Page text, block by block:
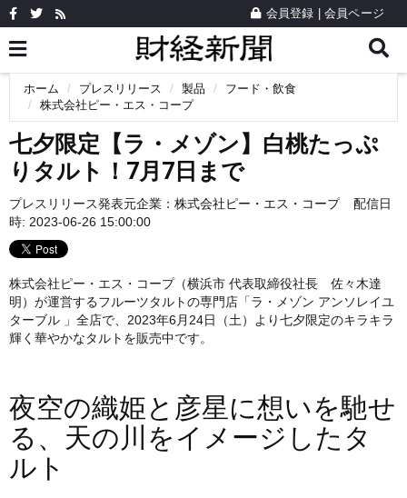
会員登録 会員ページ
ホーム プレスリリース 製品
フード・飲食
株式会社ピー・エス・コープ
七夕限定【ラ・メゾン】白桃たっぷ
りタルト！7月7日まで
プレスリリース発表元企業： 株式会社ピー・エス・コープ
配信日
時: 2023-06-26 15:00:00
株式会社ピー・エス・コープ（横浜市 代表取締役社長 佐々木達
明）が運営するフルーツタルトの専門店「ラ・メゾン アンソレイユ
ターブル 」全店で、2023年6月24日（土）より七夕限定のキラキラ
輝く華やかなタルトを販売中です。
夜空の織姫と彦星に想いを馳せ
る、天の川をイメージしたタ
ルト